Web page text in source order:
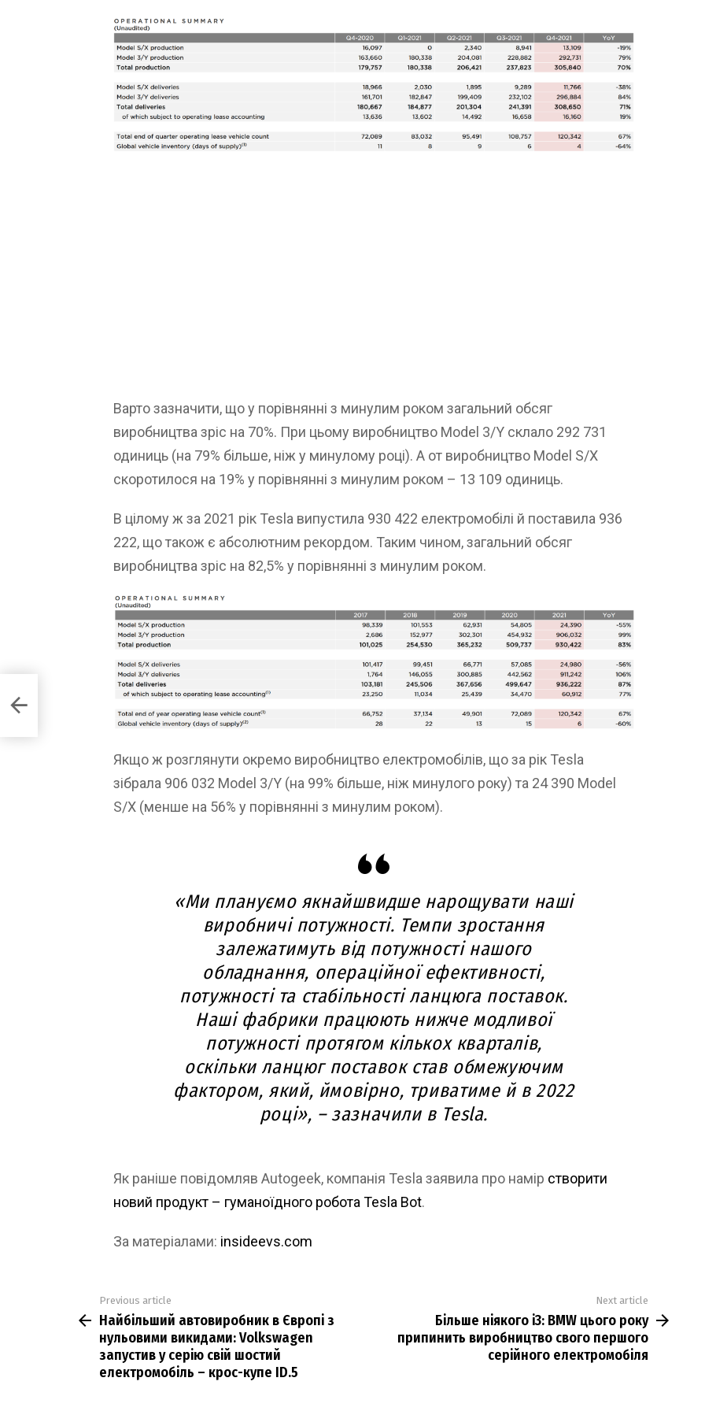
Варто зазначити, що у порівнянні з минулим роком загальний обсяг
виробництва зріс на 70%. При цьому виробництво Model 3/Y склало 292 731
одиниць (на 79% більше, ніж у минулому році). А от виробництво Model S/X
скоротилося на 19% у порівнянні з минулим роком – 13 109 одиниць.
В цілому ж за 2021 рік Tesla випустила 930 422 електромобілі й поставила 936
222, що також є абсолютним рекордом. Таким чином, загальний обсяг
виробництва зріс на 82,5% у порівнянні з минулим роком.
Якщо ж розглянути окремо виробництво електромобілів, що за рік Tesla
зібрала 906 032 Model 3/Y (на 99% більше, ніж минулого року) та 24 390 Model
S/X (менше на 56% у порівнянні з минулим роком).
«Ми плануємо якнайшвидше нарощувати наші
виробничі потужності. Темпи зростання
залежатимуть від потужності нашого
обладнання, операційної ефективності,
потужності та стабільності ланцюга поставок.
Наші фабрики працюють нижче модливої
потужності протягом кількох кварталів,
оскільки ланцюг поставок став обмежуючим
фактором, який, ймовірно, триватиме й в 2022
році», – зазначили в Tesla.
Як раніше повідомляв Autogeek, компанія Tesla заявила про намір створити
новий продукт – гуманоїдного робота Tesla Bot.
За матеріалами: insideevs.com
more
Previous article
Найбільший автовиробник в Європі з
нульовими викидами: Volkswagen
запустив у серію свій шостий
електромобіль – крос-купе ID.5
Next article
Більше ніякого i3: BMW цього року
припинить виробництво свого першого
серійного електромобіля